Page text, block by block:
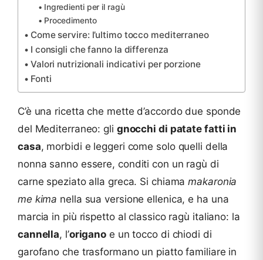
Ingredienti per il ragù
Procedimento
Come servire: l’ultimo tocco mediterraneo
I consigli che fanno la differenza
Valori nutrizionali indicativi per porzione
Fonti
C’è una ricetta che mette d’accordo due sponde
del Mediterraneo: gli gnocchi di patate fatti in
casa, morbidi e leggeri come solo quelli della
nonna sanno essere, conditi con un ragù di
carne speziato alla greca. Si chiamamakaronia
me kima nella sua versione ellenica, e ha una
marcia in più rispetto al classico ragù italiano: la
cannella, l’origano e un tocco di chiodi di
garofano che trasformano un piatto familiare in